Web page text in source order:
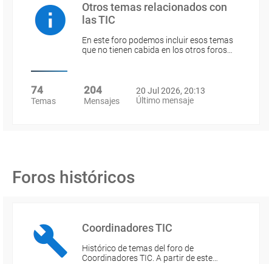
Otros temas relacionados con
las TIC
En este foro podemos incluir esos temas
que no tienen cabida en los otros foros…
74
Temas
204
Mensajes
20 Jul 2026, 20:13
Último mensaje
Foros históricos
Coordinadores TIC
Histórico de temas del foro de
Coordinadores TIC. A partir de este…